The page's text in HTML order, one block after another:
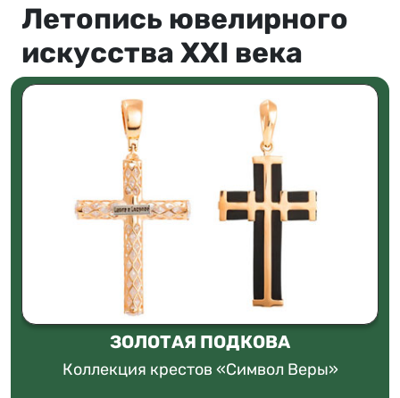
Летопись ювелирного
искусства XXI века
ЗОЛОТАЯ ПОДКОВА
Коллекция крестов «Символ Веры»